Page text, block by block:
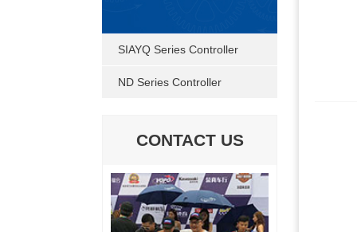
SIAYQ Series Controller
ND Series Controller
CONTACT US